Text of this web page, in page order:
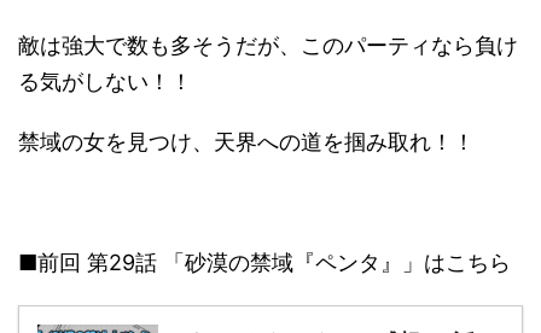
敵は強大で数も多そうだが、このパーティなら負け
る気がしない！！
禁域の女を見つけ、天界への道を掴み取れ！！
■前回 第29話 「砂漠の禁域『ペンタ』」はこちら